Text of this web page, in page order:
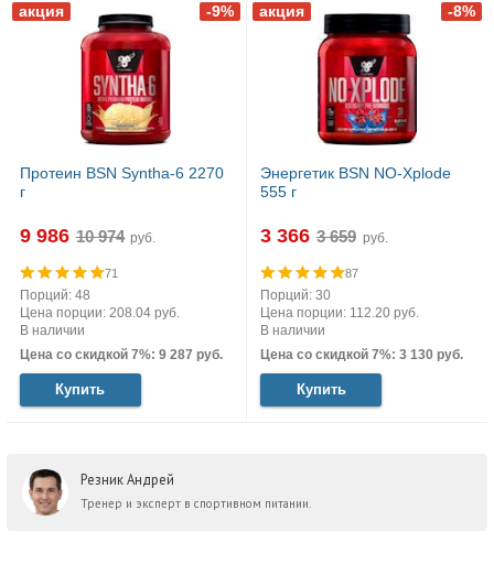
Протеин BSN Syntha-6 2270
г
9 986 руб.
71
Порций: 48
Цена порции: 208.04 руб.
В наличии
Цена со скидкой 7%: 9 287 руб.
Купить
Энергетик BSN NO-Xplode
555 г
3 366 руб.
87
Порций: 30
Цена порции: 112.20 руб.
В наличии
Цена со скидкой 7%: 3 130 руб.
Купить
Резник Андрей
Тренер и эксперт в спортивном питании.